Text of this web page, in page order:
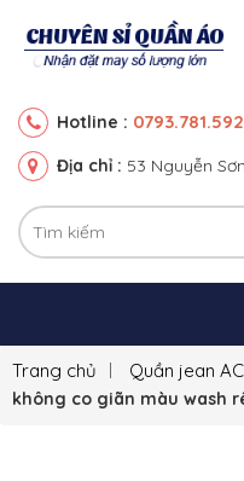
Hotline : 0793.781.592
Địa chỉ : 53 Nguyễn
Trang chủ Quần jean
không co giãn màu wash